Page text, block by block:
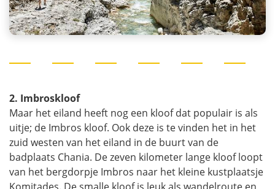
2. Imbroskloof
Maar het eiland heeft nog een kloof dat populair is als
uitje; de Imbros kloof. Ook deze is te vinden het in het
zuid westen van het eiland in de buurt van de
badplaats Chania. De zeven kilometer lange kloof loopt
van het bergdorpje Imbros naar het kleine kustplaatsje